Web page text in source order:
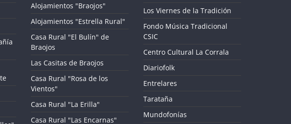
Alojamientos "Braojos"
Alojamientos "Estrella Rural"
Casa Rural "El Bulín" de
Braojos
Las Casitas de Braojos
Casa Rural "Rosa de los
Vientos"
Casa Rural "La Erilla"
Casa Rural "Las Encarnas"
Los Viernes de la Tradición
Fondo Música Tradicional
CSIC
Centro Cultural La Corrala
Diariofolk
Entrelares
Tarataña
Mundofonías